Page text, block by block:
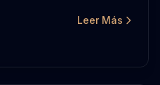
Leer Más